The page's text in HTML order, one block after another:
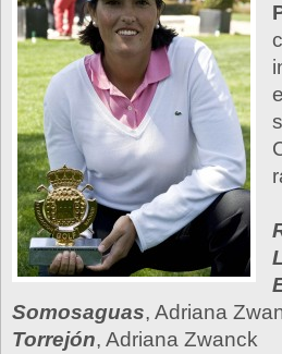
Somosaguas, Adriana
Torrejón, Adriana Zwanck